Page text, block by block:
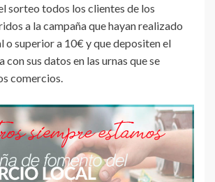
sorteo todos los clientes de los
a la campaña que hayan realizado
o superior a 10€ y que depositen el
sus datos en las urnas que se
comercios.